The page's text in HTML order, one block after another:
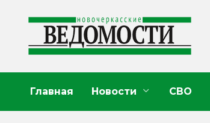
содержанию
Главная Новости СВО